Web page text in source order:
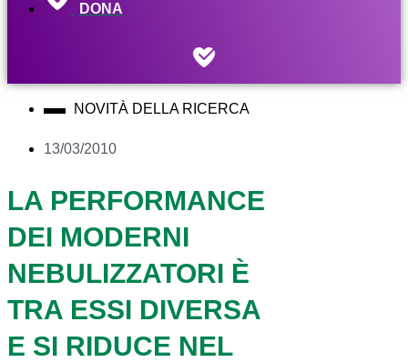
DONA
NOVITÀ DELLA RICERCA
13/03/2010
LA PERFORMANCE
DEI MODERNI
NEBULIZZATORI È
TRA ESSI DIVERSA
E SI RIDUCE NEL